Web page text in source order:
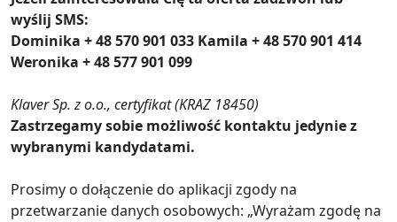
wyślij SMS:
Dominika + 48 570 901 033 Kamila + 48 570 901 414
Weronika + 48 577 901 099
Klaver Sp. z o.o., certyfikat (KRAZ 18450)
Zastrzegamy sobie możliwość kontaktu jedynie z
wybranymi kandydatami.
Prosimy o dołączenie do aplikacji zgody na
przetwarzanie danych osobowych: „Wyrażam zgodę na